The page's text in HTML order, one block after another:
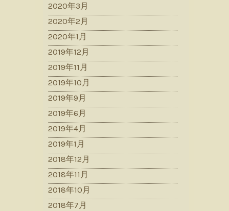
2020年3月
2020年2月
2020年1月
2019年12月
2019年11月
2019年10月
2019年9月
2019年6月
2019年4月
2019年1月
2018年12月
2018年11月
2018年10月
2018年7月